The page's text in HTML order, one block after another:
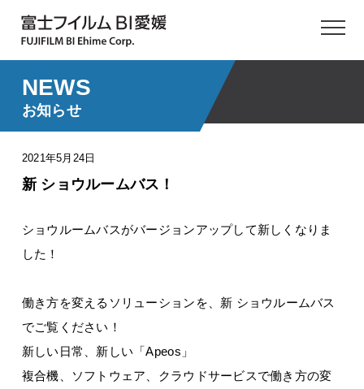
NEWS
お知らせ
2021年5月24日
新 ショウルームバス！
ショウルームバスがバージョンアップして新しくなりま
した！
働き方を変えるソリューションを、新 ショウルームバス
でご覧ください！
新しい日常、新しい「Apeos」
複合機、ソフトウェア、クラウドサービスで働き方の変